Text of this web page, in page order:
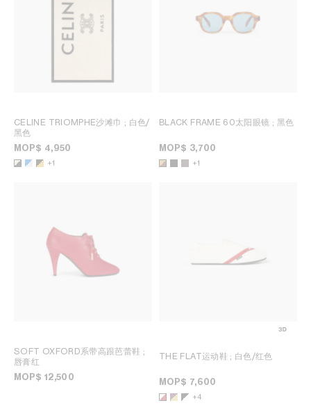
CELINE TRIOMPHE沙滩巾 ; 白色/
黑色
MOP$ 4,950
+1
BLACK FRAME 60太阳眼镜 ; 黑色
MOP$ 3,700
+1
SOFT OXFORD系带高跟芭蕾鞋 ;
唇膏红
MOP$ 12,500
THE FLAT运动鞋 ; 白色/红色
MOP$ 7,600
+4